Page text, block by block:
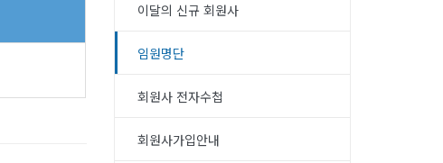
이달의 신규 회원사
임원명단
회원사 전자수첩
회원사가입안내